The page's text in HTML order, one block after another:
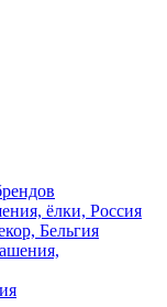
ёлки, Россия
Бельгия